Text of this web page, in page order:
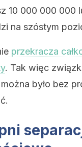
10 000 000 000
na szóstym
przekracza
. Tak więc
było bez